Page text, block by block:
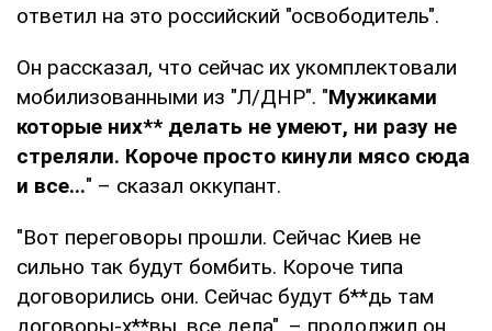
ответил на это российский "освободитель".
Он рассказал, что сейчас их укомплектовали
мобилизованными из "Л/ДНР". "Мужиками
которые них** делать не умеют, ни разу не
стреляли. Короче просто кинули мясо сюда
и все..." – сказал оккупант.
"Вот переговоры прошли. Сейчас Киев не
сильно так будут бомбить. Короче типа
договорились они. Сейчас будут б**дь там
договоры-х**вы, все дела", – продолжил он.